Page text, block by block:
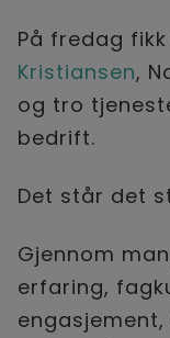
På fredag
Kristiansen,
og tro
bedrift.
Det står det
Gjennom
erfaring,